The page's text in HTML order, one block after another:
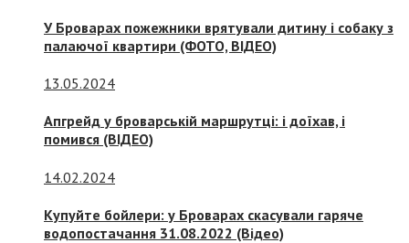
У Броварах пожежники врятували дитину і собаку з
палаючої квартири (ФОТО, ВІДЕО)
13.05.2024
Апгрейд у броварській маршрутці: і доїхав, і
помився (ВІДЕО)
14.02.2024
Купуйте бойлери: у Броварах скасували гаряче
водопостачання 31.08.2022 (Відео)